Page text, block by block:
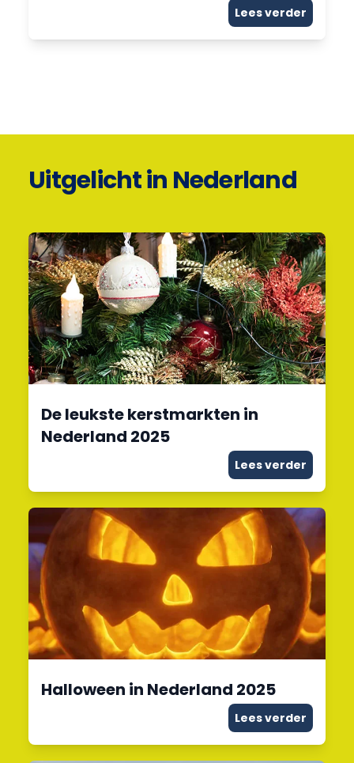
Lees verder
Uitgelicht in Nederland
De leukste kerstmarkten in
Nederland 2025
Lees verder
Halloween in Nederland 2025
Lees verder